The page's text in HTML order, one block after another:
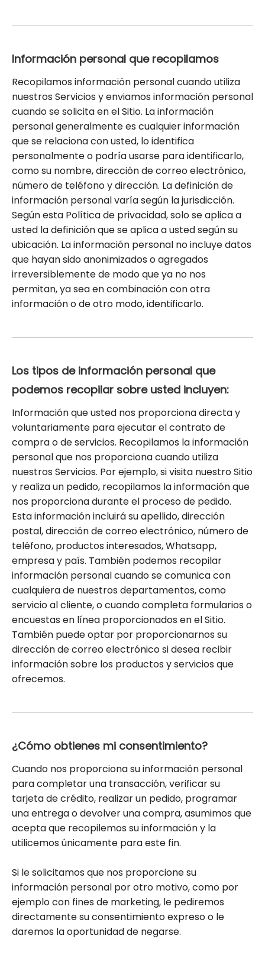
Información personal que recopilamos
Recopilamos información personal cuando utiliza
nuestros Servicios y enviamos información personal
cuando se solicita en el Sitio. La información
personal generalmente es cualquier información
que se relaciona con usted, lo identifica
personalmente o podría usarse para identificarlo,
como su nombre, dirección de correo electrónico,
número de teléfono y dirección. La definición de
información personal varía según la jurisdicción.
Según esta Política de privacidad, solo se aplica a
usted la definición que se aplica a usted según su
ubicación. La información personal no incluye datos
que hayan sido anonimizados o agregados
irreversiblemente de modo que ya no nos
permitan, ya sea en combinación con otra
información o de otro modo, identificarlo.
Los tipos de información personal que
podemos recopilar sobre usted incluyen:
Información que usted nos proporciona directa y
voluntariamente para ejecutar el contrato de
compra o de servicios. Recopilamos la información
personal que nos proporciona cuando utiliza
nuestros Servicios. Por ejemplo, si visita nuestro Sitio
y realiza un pedido, recopilamos la información que
nos proporciona durante el proceso de pedido.
Esta información incluirá su apellido, dirección
postal, dirección de correo electrónico, número de
teléfono, productos interesados, Whatsapp,
empresa y país. También podemos recopilar
información personal cuando se comunica con
cualquiera de nuestros departamentos, como
servicio al cliente, o cuando completa formularios o
encuestas en línea proporcionados en el Sitio.
También puede optar por proporcionarnos su
dirección de correo electrónico si desea recibir
información sobre los productos y servicios que
ofrecemos.
¿Cómo obtienes mi consentimiento?
Cuando nos proporciona su información personal
para completar una transacción, verificar su
tarjeta de crédito, realizar un pedido, programar
una entrega o devolver una compra, asumimos que
acepta que recopilemos su información y la
utilicemos únicamente para este fin.
Si le solicitamos que nos proporcione su
información personal por otro motivo, como por
ejemplo con fines de marketing, le pediremos
directamente su consentimiento expreso o le
daremos la oportunidad de negarse.